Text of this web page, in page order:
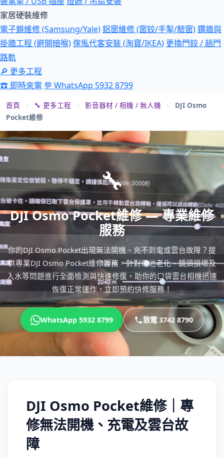
家居硬裝維修
電子鎖維修 (Samsung/Yale)鋁窗維修 (窗鉸/手掣/驗窗)鑽牆與
掛牆工程 (避開暗喉)傢俬代客安裝 (淘寶/IKEA) 更換門鉸 / 趟門
路軌
🔎 更多工程
☎ 即時來電 💬 WhatsApp 5932 8799
首頁 › 🔧 更多工程 › 影音器材 / 相機 / 無人機 ›
DJI Osmo
Pocket維修
🔧
DJI Osmo Pocket維修 — 專業維修
服務
你的DJI Osmo Pocket出現無法開機、充不到電或雲台故障？提
供專業DJI Osmo Pocket維修服務，針對電池老化、鏡頭損壞及
入水等問題進行全面檢測與快速修復。助你的口袋雲台相機迅速
恢復正常運作，立即預約快修服務！
WhatsApp 5932 8799 致電 3742 8790
DJI Osmo Pocket維修｜專
修無法開機、充電及雲台故
障